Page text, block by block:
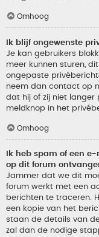
Omhoog
Ik blijf ongewenste
Je kan gebruikers
meer kunnen sturen,
ongepaste
neem dan contact op
dat hij of zij niet langer
meldknop in het
Omhoog
Ik heb spam of een
op dit forum
Jammer dat we dit
forum werkt met een
berichten te traceren.
een kopie van het
staan de details van
zal dan de nodige